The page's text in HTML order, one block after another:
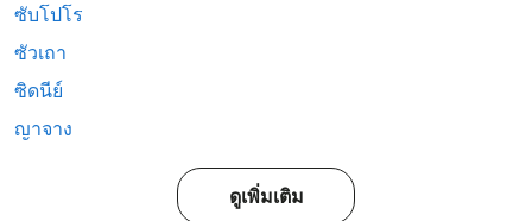
ซับโปโร
ซัวเถา
ซิดนีย์
ญาจาง
ดูเพิ่มเติม